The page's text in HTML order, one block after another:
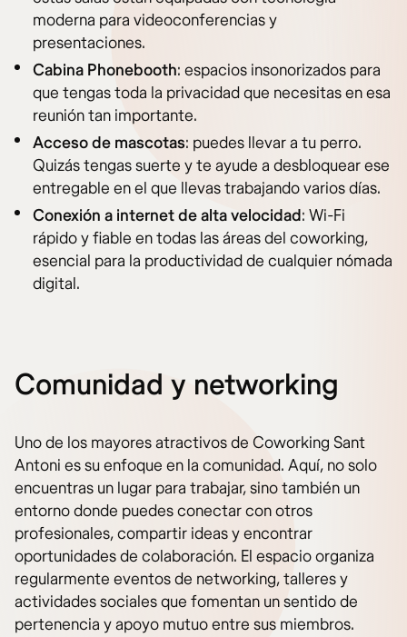
moderna para videoconferencias y
presentaciones.
Cabina Phonebooth: espacios insonorizados para
que tengas toda la privacidad que necesitas en esa
reunión tan importante.
Acceso de mascotas: puedes llevar a tu perro.
Quizás tengas suerte y te ayude a desbloquear ese
entregable en el que llevas trabajando varios días.
Conexión a internet de alta velocidad: Wi-Fi
rápido y fiable en todas las áreas del coworking,
esencial para la productividad de cualquier nómada
digital.
Comunidad y networking
Uno de los mayores atractivos de Coworking Sant
Antoni es su enfoque en la comunidad. Aquí, no solo
encuentras un lugar para trabajar, sino también un
entorno donde puedes conectar con otros
profesionales, compartir ideas y encontrar
oportunidades de colaboración. El espacio organiza
regularmente eventos de networking, talleres y
actividades sociales que fomentan un sentido de
pertenencia y apoyo mutuo entre sus miembros.